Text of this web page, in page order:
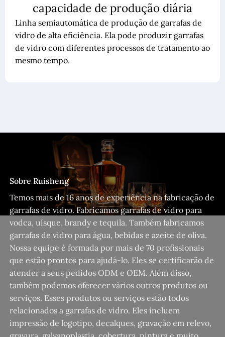
capacidade de produção diária
Linha semiautomática de produção de garrafas de
vidro de alta eficiência. Ela pode produzir garrafas
de vidro com diferentes processos de tratamento ao
mesmo tempo.
Sobre Ruisheng
Temos mais de 16 anos de experiência na fabricação de
garrafas de vidro. Fabricamos garrafas de vidro para
vodca, uísque, brandy e tequila. Também fabricamos
garrafas de vidro para água, bebidas e azeite de oliva.
Nossa equipe é formada por mais de 70 profissionais
que estão prontos para ajudá-lo. Eles se certificarão de
atender a seus pedidos ODM e OEM. Além disso,
também podemos oferecer vários outros produtos ou
serviços. Esses produtos ou serviços estão todos
relacionados a garrafas de vidro. Eles incluem
impressão de logotipo, decalques, gravação em relevo,